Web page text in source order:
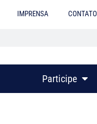
IMPRENSA CONTATO
Participe